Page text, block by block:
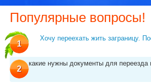
Популярные вопросы!
1
Хочу переехать жить заграницу.
2
какие нужны документы для